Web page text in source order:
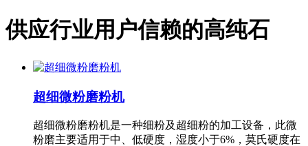
供应行业用户信赖的高纯石
超细微粉磨粉机
超细微粉磨粉机是一种细粉及超细粉的加工设备，此微
粉磨主要适用于中、低硬度，湿度小于6%，莫氏硬度在